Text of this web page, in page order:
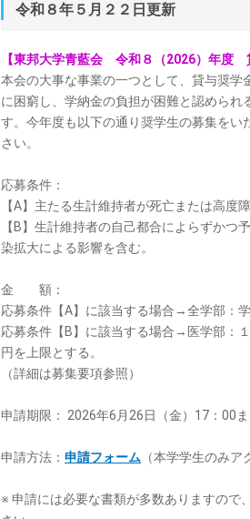
令和８年５月２２日更新
【東邦大学青藍会 令和８（2026）年度
本会の大事な事業の一つとして、貸与奨
に困窮し、学納金の負担が困難と認めら
す。今年度も以下の通り奨学生の募集を
さい。
応募条件：
【A】主たる生計維持者が死亡または高度
【B】生計維持者の自己都合によらずか
染拡大による影響を含む。
金 額：
応募条件【A】に該当する場合→全学部：
応募条件【B】に該当する場合→医学部：
円を上限とする。
（詳細は募集要項参照）
申請期限： 2026年6月26日（金）17：00
申請方法： 申請フォーム （本学学生のみア
※ 申請には必要な書類が多数ありますので